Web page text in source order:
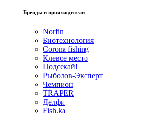
Бренды и производители
Norfin
Биотехнология
Corona fishing
Клевое место
Подсекай!
Рыболов-Эксперт
Чемпион
TRAPER
Делфи
Fish.ka